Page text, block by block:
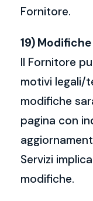
Fornitore.
19)
Il Fornitore
motivi legali/
modifiche
pagina con
Servizi
modifiche.